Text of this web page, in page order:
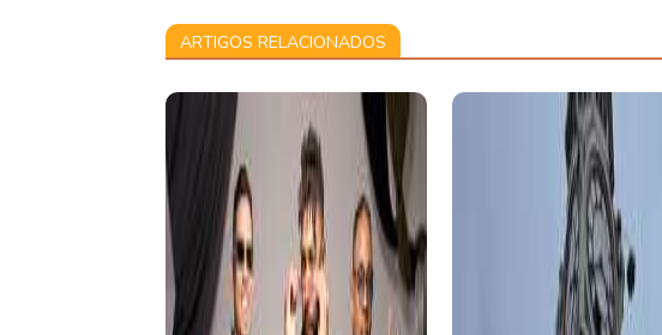
ARTIGOS RELACIONADOS